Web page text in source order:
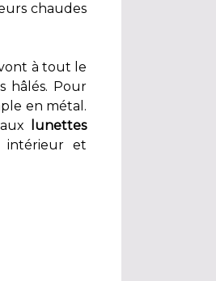
chaudes
à tout le
hâlés. Pour
en métal.
lunettes
intérieur et